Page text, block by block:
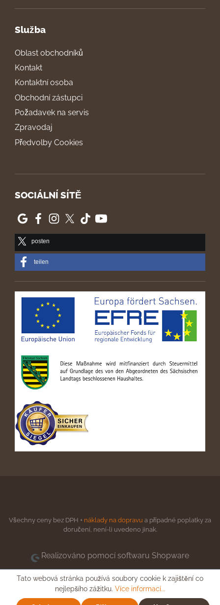
Služba
Oblast obchodníků
Kontakt
Kontaktní osoba
Obchodní zástupci
Požadavek na servis
Zpravodaj
Předvolby Cookies
SOCIÁLNÍ SÍTĚ
posten
teilen
Všechny ceny bez DPH + náklady na dopravu a případné poplatky za
doručení, není-li uvedeno jinak.
Realizováno pomocí softwaru Shopware
Tato webová stránka používá soubory cookie k zajištění co
nejlepšího zážitku. Více informací...